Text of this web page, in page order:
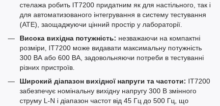
стелажа робить IT7200 придатним як для настільного, так і
для автоматизованого інтегрування в систему тестування
(ATE), заощаджуючи цінний простір у лабораторії.
Висока вихідна потужність: незважаючи на компактні
розміри, IT7200 може видавати максимальну потужність
300 ВА або 600 ВА, задовольняючи потреби в тестуванні
різних пристроїв.
Широкий діапазон вихідної напруги та частоти: IT7200
забезпечує номінальну вихідну напругу 300 В змінного
струму L-N і діапазон частот від 45 Гц до 500 Гц, що